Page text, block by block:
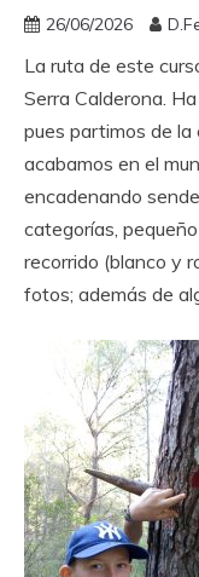
26/06/2026
La ruta de este
Serra Calderona.
pues partimos de la
acabamos en el
encadenando
categorías,
recorrido (blanco y
fotos; además de